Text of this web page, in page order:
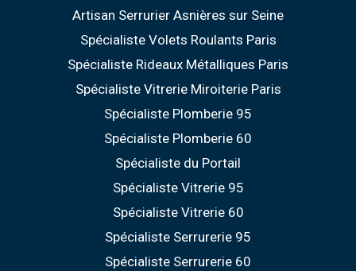
Artisan Serrurier Asnières sur Seine
Spécialiste Volets Roulants Paris
Spécialiste Rideaux Métalliques Paris
Spécialiste Vitrerie Miroiterie Paris
Spécialiste Plomberie 95
Spécialiste Plomberie 60
Spécialiste du Portail
Spécialiste Vitrerie 95
Spécialiste Vitrerie 60
Spécialiste Serrurerie 95
Spécialiste Serrurerie 60